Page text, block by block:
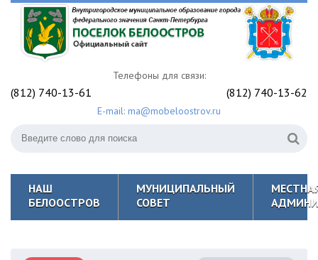
Телефоны для связи:
(812) 740-13-61 (812) 740-13-62
E-mail: ma@mobeloostrov.ru
НАШ
БЕЛООСТРОВ
МУНИЦИПАЛЬНЫЙ
СОВЕТ